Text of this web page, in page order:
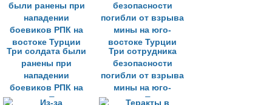
Три солдата были
ранены при
нападении
боевиков РПК на
востоке Турции
Три сотрудника
безопасности
погибли от взрыва
мины на юго-
востоке Турции